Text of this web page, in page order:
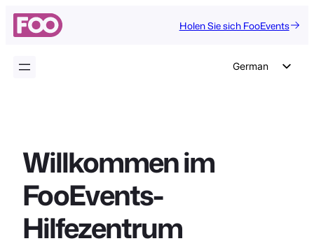
Zum
Inhalt
Holen Sie sich FooEvents
German
Willkommen im
FooEvents-
Hilfezentrum